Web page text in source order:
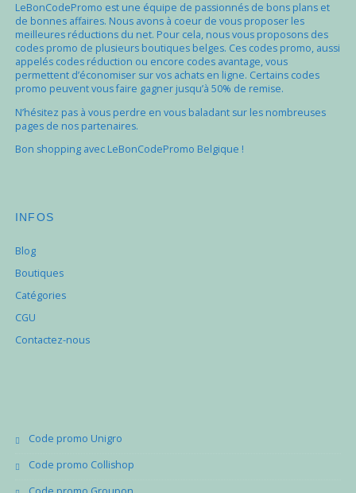
LeBonCodePromo est une équipe de passionnés de bons plans et
de bonnes affaires. Nous avons à coeur de vous proposer les
meilleures réductions du net. Pour cela, nous vous proposons des
codes promo de plusieurs boutiques belges. Ces codes promo, aussi
appelés codes réduction ou encore codes avantage, vous
permettent d’économiser sur vos achats en ligne. Certains codes
promo peuvent vous faire gagner jusqu’à 50% de remise.
N’hésitez pas à vous perdre en vous baladant sur les nombreuses
pages de nos partenaires.
Bon shopping avec LeBonCodePromo Belgique !
INFOS
Blog
Boutiques
Catégories
CGU
Contactez-nous
Code promo Unigro
Code promo Collishop